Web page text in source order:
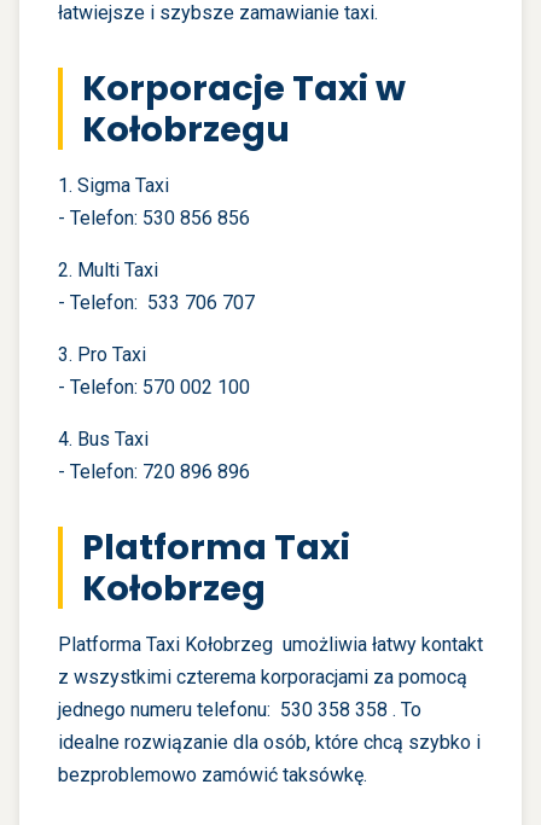
łatwiejsze i szybsze zamawianie taxi.
Korporacje Taxi w
Kołobrzegu
1. Sigma Taxi
- Telefon: 530 856 856
2. Multi Taxi
- Telefon: 533 706 707
3. Pro Taxi
- Telefon: 570 002 100
4. Bus Taxi
- Telefon: 720 896 896
Platforma Taxi
Kołobrzeg
Platforma Taxi Kołobrzeg umożliwia łatwy kontakt
z wszystkimi czterema korporacjami za pomocą
jednego numeru telefonu: 530 358 358 . To
idealne rozwiązanie dla osób, które chcą szybko i
bezproblemowo zamówić taksówkę.